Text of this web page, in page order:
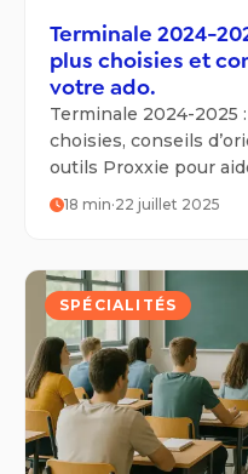
Terminale 2024-
plus choisies et
votre ado.
Terminale 2024-2025
choisies, conseils
outils Proxxie pour
s’orienter.
18 min·22 juillet 2025
SPÉCIALITÉS